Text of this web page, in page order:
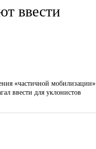
ввести
«частичной мобилизации»
ввести для уклонистов